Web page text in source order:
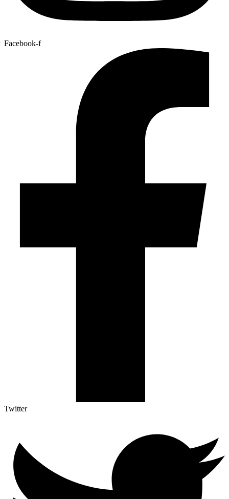
Facebook-f
Twitter